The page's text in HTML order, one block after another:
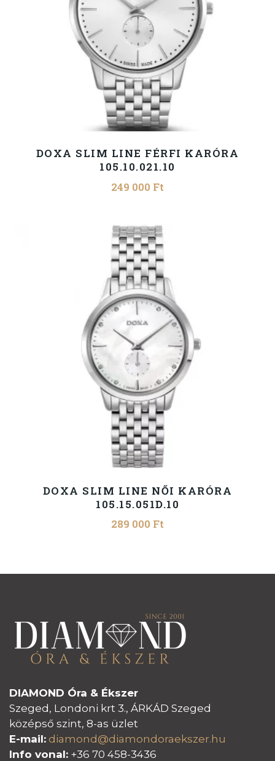
DOXA SLIM LINE FÉRFI KARÓRA
105.10.021.10
249 000 Ft
DOXA SLIM LINE NŐI KARÓRA
105.15.051D.10
289 000 Ft
DIAMOND Óra & Ékszer
Szeged, Londoni krt 3., ÁRKÁD Szeged
középső szint, 8-as üzlet
E-mail: diamond@diamondoraekszer.hu
Info vonal: +36 70 458-3436